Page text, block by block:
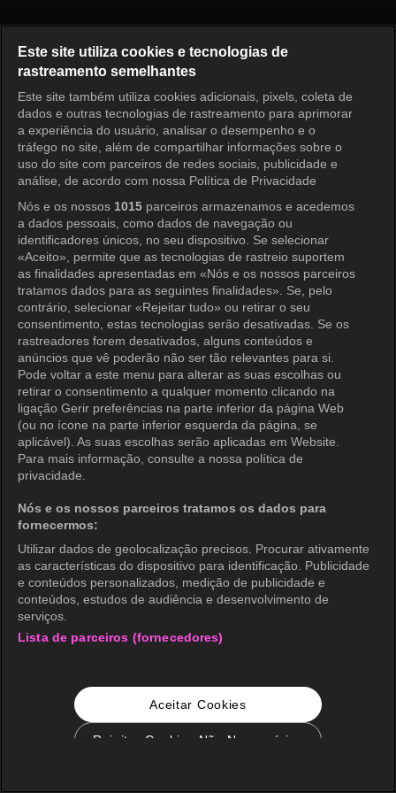
Entrar
Este site utiliza cookies e tecnologias de
rastreamento semelhantes
Este site também utiliza cookies adicionais, pixels, coleta de
dados e outras tecnologias de rastreamento para aprimorar
a experiência do usuário, analisar o desempenho e o
tráfego no site, além de compartilhar informações sobre o
uso do site com parceiros de redes sociais, publicidade e
análise, de acordo com nossa Política de Privacidade
Nós e os nossos 1015 parceiros armazenamos e acedemos
a dados pessoais, como dados de navegação ou
identificadores únicos, no seu dispositivo. Se selecionar
«Aceito», permite que as tecnologias de rastreio suportem
as finalidades apresentadas em «Nós e os nossos parceiros
tratamos dados para as seguintes finalidades». Se, pelo
contrário, selecionar «Rejeitar tudo» ou retirar o seu
consentimento, estas tecnologias serão desativadas. Se os
rastreadores forem desativados, alguns conteúdos e
anúncios que vê poderão não ser tão relevantes para si.
Pode voltar a este menu para alterar as suas escolhas ou
retirar o consentimento a qualquer momento clicando na
ligação Gerir preferências na parte inferior da página Web
(ou no ícone na parte inferior esquerda da página, se
aplicável). As suas escolhas serão aplicadas em Website.
Para mais informação, consulte a nossa política de
privacidade.
Nós e os nossos parceiros tratamos os dados para
fornecermos:
Utilizar dados de geolocalização precisos. Procurar ativamente
as características do dispositivo para identificação. Publicidade
e conteúdos personalizados, medição de publicidade e
conteúdos, estudos de audiência e desenvolvimento de
serviços.
Lista de parceiros (fornecedores)
Aceitar Cookies
Rejeitar Cookies Não Necessários